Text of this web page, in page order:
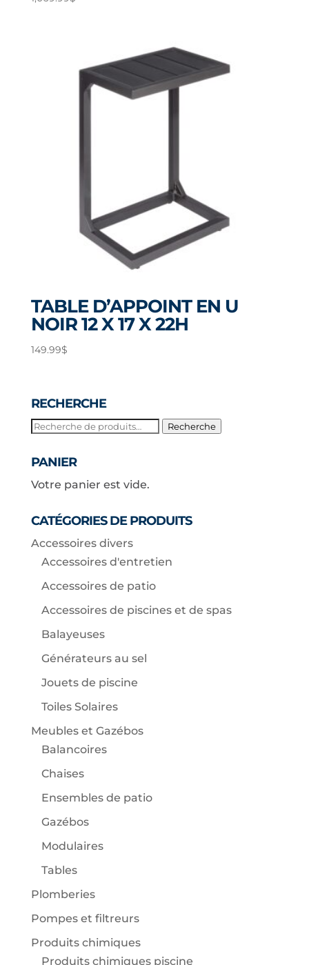
TABLE D’APPOINT EN U
NOIR 12 X 17 X 22H
149.99$
RECHERCHE
Recherche
Recherche
PANIER
Votre panier est vide.
CATÉGORIES DE PRODUITS
Accessoires divers
Accessoires d'entretien
Accessoires de patio
Accessoires de piscines et de spas
Balayeuses
Générateurs au sel
Jouets de piscine
Toiles Solaires
Meubles et Gazébos
Balancoires
Chaises
Ensembles de patio
Gazébos
Modulaires
Tables
Plomberies
Pompes et filtreurs
Produits chimiques
Produits chimiques piscine